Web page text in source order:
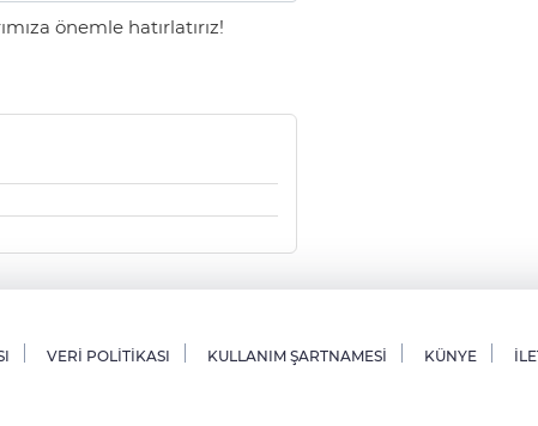
önemle hatırlatırız!
VERİ POLİTİKASI KULLANIM ŞARTNAMESİ KÜNYE